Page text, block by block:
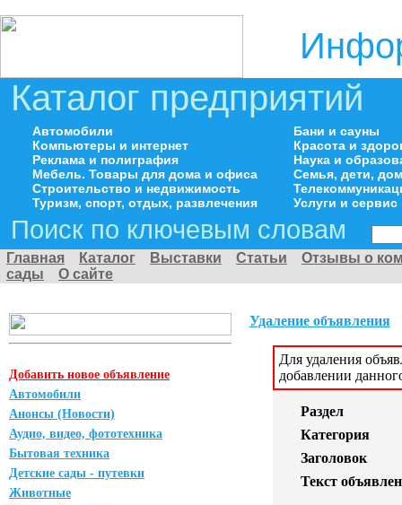
Каталог предприятий
Автомобили
Компьютеры и интернет
Реклама и полиграфия
Мебель. Товары для дома и офиса
Строительство и недвижимость
Туризм, спорт, отдых, развлечения
Бани и сауны
Красота и
Наука и
Семья, дети,
Услуги и сервис
Поиск по ключевым словам
Главная Каталог Выставки Статьи
Отзывы о
сады
О сайте
Добавить новое объявление
Автомобили
Анонсы (Новости)
Аудио, видео, фототехника
Бытовая техника
Детские сады - путевки
Животные
Удаление объявления
Для удаления
добавлении
Раздел
Категория
Заголовок
Текст